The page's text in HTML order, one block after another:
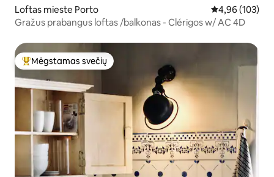
Loftas mieste Porto Vidutinis
4,96 (103)
Gražus prabangus loftas /balkonas - Clérigos w/ AC 4D
Svečių mėgstamiausias
Mėgstamas svečių